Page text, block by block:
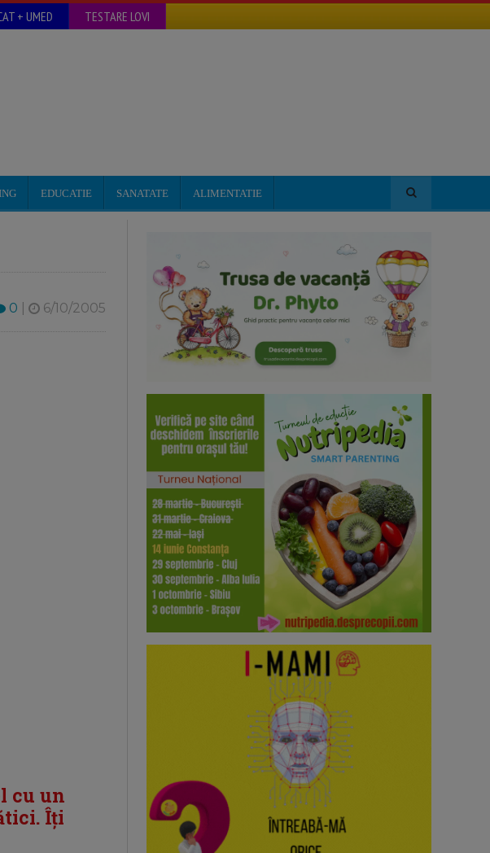
+ UMED TESTARE LOVI
EDUCATIE SANATATE ALIMENTATIE
0 6/10/2005
cu un
Îți